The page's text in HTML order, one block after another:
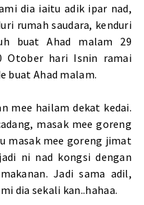
dia iaitu adik ipar nad,
rumah saudara, kenduri
buat Ahad malam 29
Otober hari Isnin ramai
buat Ahad malam.
mee hailam dekat kedai.
masak mee goreng
masak mee goreng jimat
ni nad kongsi dengan
Jadi sama adil,
dia sekali kan..hahaa.